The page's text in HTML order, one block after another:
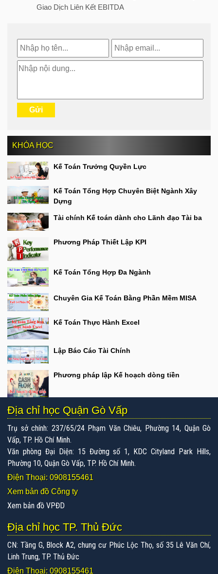
Giao Dịch Liên Kết EBITDA
KHÓA HỌC
Kế Toán Trưởng Quyền Lực
Kế Toán Tổng Hợp Chuyên Biệt Ngành Xây
Dựng
Tài chính Kế toán dành cho Lãnh đạo Tài ba
Phương Pháp Thiết Lập KPI
Kế Toán Tổng Hợp Đa Ngành
Chuyên Gia Kế Toán Bằng Phần Mềm MISA
Kế Toán Thực Hành Excel
Lập Báo Cáo Tài Chính
Phương pháp lập Kế hoạch dòng tiền
Địa chỉ học Quận Gò Vấp
Trụ sở chính: 237/65/24 Phạm Văn Chiêu, Phường 14, Quận Gò
Vấp, TP. Hồ Chí Minh.
Văn phòng Đại Diện: 15 Đường số 1, KDC Cityland Park Hills,
Phường 10, Quận Gò Vấp, TP. Hồ Chí Minh.
Điện Thoại: 0908155461
Xem bản đồ Công ty
Xem bản đồ VPĐD
Địa chỉ học TP. Thủ Đức
CN: Tầng G, Block A2, chung cư Phúc Lộc Thọ, số 35 Lê Văn Chí,
Linh Trung, TP. Thủ Đức
Điện Thoại: 0908155461